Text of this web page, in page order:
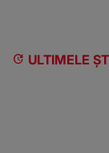
ULTIMELE